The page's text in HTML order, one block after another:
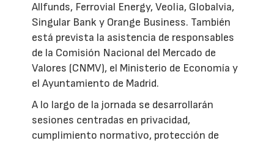
Allfunds, Ferrovial Energy, Veolia, Globalvia,
Singular Bank y Orange Business. También
está prevista la asistencia de responsables
de la Comisión Nacional del Mercado de
Valores (CNMV), el Ministerio de Economía y
el Ayuntamiento de Madrid.
A lo largo de la jornada se desarrollarán
sesiones centradas en privacidad,
cumplimiento normativo, protección de